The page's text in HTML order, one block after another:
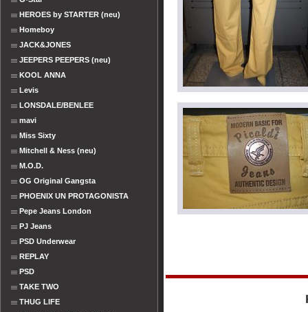
HEROES by STARTER (neu)
Homeboy
JACK&JONES
JEEPERS PEEPERS (neu)
KOOL ANNA
Levis
LONSDALE/BENLEE
mavi
Miss Sixty
Mitchell & Ness (neu)
M.O.D.
OG Original Gangsta
PHOENIX UN PROTAGONISTA
Pepe Jeans London
PJ Jeans
PSD Underwear
REPLAY
PSD
TAKE TWO
THUG LIFE